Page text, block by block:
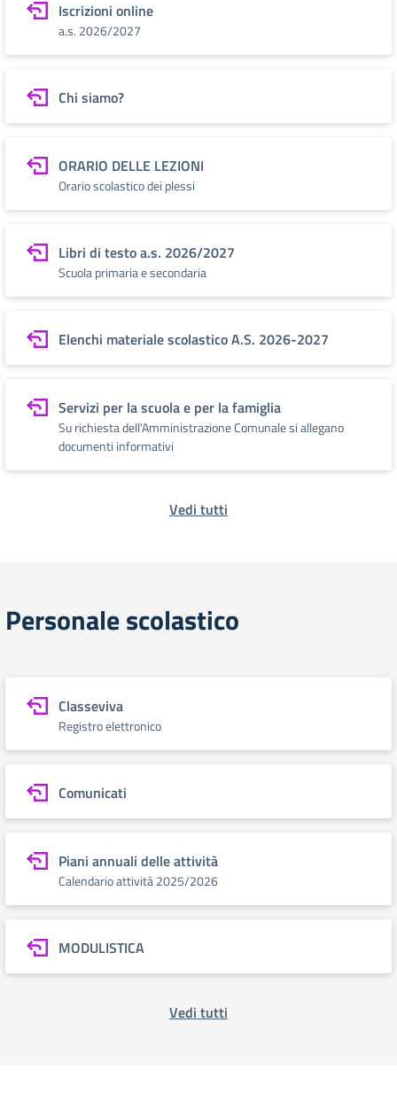
Iscrizioni online
a.s. 2026/2027
Chi siamo?
ORARIO DELLE LEZIONI
Orario scolastico dei plessi
Libri di testo a.s. 2026/2027
Scuola primaria e secondaria
Elenchi materiale scolastico A.S. 2026-2027
Servizi per la scuola e per la famiglia
Su richiesta dell'Amministrazione Comunale si allegano
documenti informativi
Vedi tutti
Personale scolastico
Classeviva
Registro elettronico
Comunicati
Piani annuali delle attività
Calendario attività 2025/2026
MODULISTICA
Vedi tutti